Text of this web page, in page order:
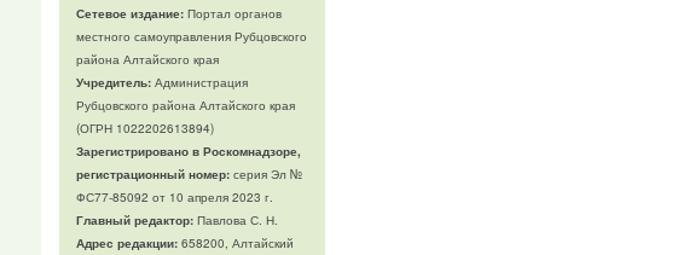
Сетевое издание:Портал органов
местного самоуправления Рубцовского
района Алтайского края
Учредитель:Администрация
Рубцовского района Алтайского края
(ОГРН 1022202613894)
Зарегистрировано в Роскомнадзоре,
регистрационный номер:серия Эл №
ФС77-85092 от 10 апреля 2023 г.
Главный редактор:Павлова С. Н.
Адрес редакции:658200, Алтайский